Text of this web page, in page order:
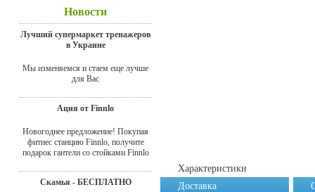
Новости
Лучший супермаркет тренажеров
в Украине
Мы изменяемся и стаем еще лучше
для Вас
Ация от Finnlo
Новогоднее предложение! Покупая
фитнес станцию Finnlo, получите
подарок гантели со стойками Finnlo
Скамья - БЕСПЛАТНО
Характеристики
Доставка